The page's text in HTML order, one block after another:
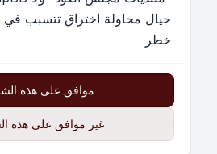
حيال محاولة اختراق تتسبب في
خطر
موافق على هذه
غير موافق على هذه